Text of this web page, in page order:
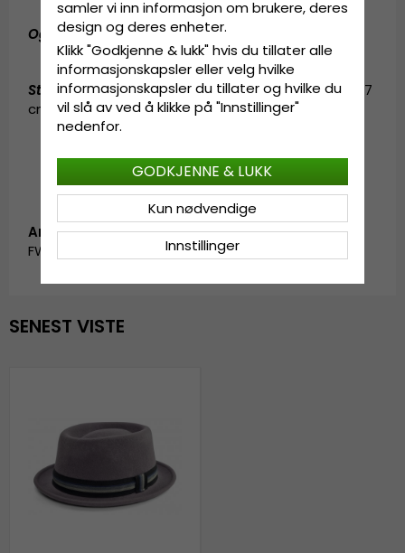
Også kjent som (AKA):pork pie-hatt
Størrelsesinformasjon:Small - 55 cm. Medium - 57
cm. Large - 59 cm. X-Large - 61 cm.
Artikkel-ID:
FW_191074.grey-1
SENEST VISTE
samler vi inn informasjon om brukere, deres
design og deres enheter.
Klikk "Godkjenne & lukk" hvis du tillater alle
informasjonskapsler eller velg hvilke
informasjonskapsler du tillater og hvilke du
vil slå av ved å klikke på "Innstillinger"
nedenfor.
Innstillinger
Kun nødvendige
GODKJENNE & LUKK